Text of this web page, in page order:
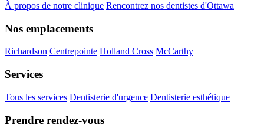
À propos de notre clinique Rencontrez nos dentistes d'Ottawa
Nos emplacements
Richardson Centrepointe Holland Cross McCarthy
Services
Tous les services Dentisterie d'urgence Dentisterie esthétique
Prendre rendez-vous